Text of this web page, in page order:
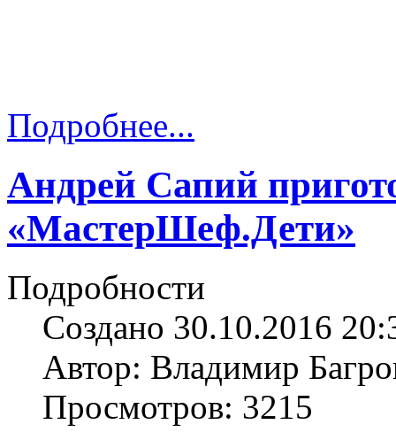
Подробнее...
Андрей Сапий
«МастерШеф.Дети»
Подробности
Создано 30.10.2016
Автор: Владимир
Просмотров: 3215